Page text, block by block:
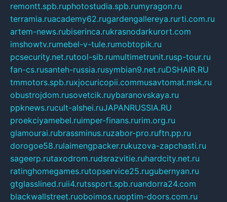
remontt.spb.ruphotostudia.spb.rumyragon.ru
terramia.ruacademy62.rugardengallereya.rurti.com.ru
artem-news.rubiserinca.rukrasnodarkurort.com
imshowtv.rumebel-v-tule.rumobtopik.ru
pcsecurity.net.rutool-sib.rumultimetrunit.rusp-tour.ru
fan-cs.rusanteh-russia.rusymbian9.net.ruDSHAIR.RU
tmmotors.spb.ruxjocuricopii.commusavtomat.msk.ru
obustrojdom.rusovetcik.ruybaranovskaya.ru
ppknews.rucult-alshei.ruJAPANRUSSIA.RU
proekciyamebel.ruimper-finans.rurim.org.ru
glamourai.rubrassminus.ruzabor-pro.ruftn.pp.ru
dorogoe58.rulaimengpacker.rukuzova-zapchasti.ru
sageerp.rutaxodrom.rudsrazvitie.ruhardcity.net.ru
ratinghomegames.rutopservice25.rugubernyan.ru
gtglasslined.ruii4.rutssport.spb.ruandorra24.com
blackwallstreet.ruoboimos.ruoptim-doors.com.ru